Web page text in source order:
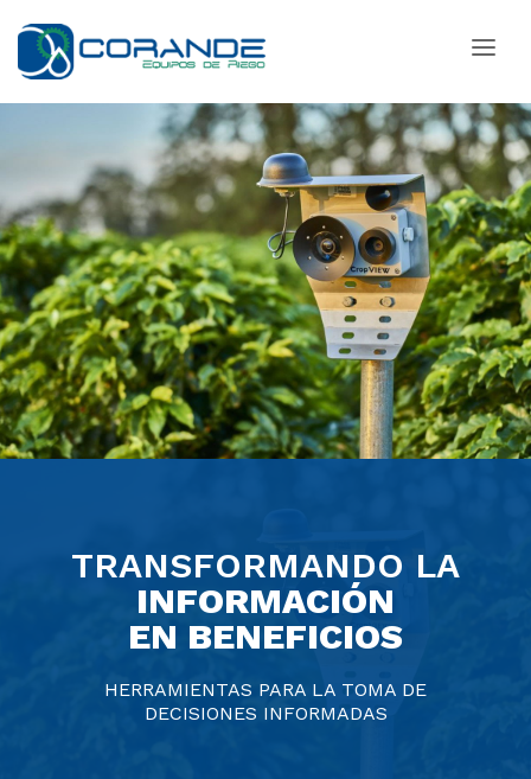
TRANSFORMANDO LA
INFORMACIÓN
EN BENEFICIOS
HERRAMIENTAS PARA LA TOMA DE
DECISIONES INFORMADAS